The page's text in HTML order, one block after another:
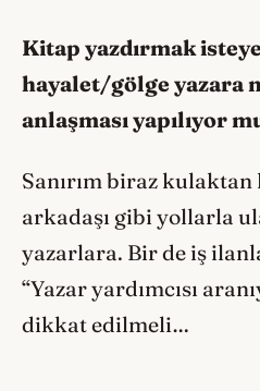
Kitap yazdırmak
hayalet/gölge yazara
anlaşması yapılıyor
Sanırım biraz kulaktan
arkadaşı gibi yollarla
yazarlara. Bir de iş
“Yazar yardımcısı
dikkat edilmeli…